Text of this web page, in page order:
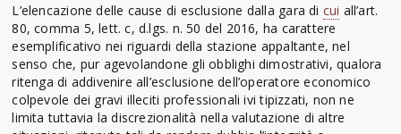
L’elencazione delle cause di esclusione dalla gara di cui all’art.
80, comma 5, lett. c, d.lgs. n. 50 del 2016, ha carattere
esemplificativo nei riguardi della stazione appaltante, nel
senso che, pur agevolandone gli obblighi dimostrativi, qualora
ritenga di addivenire all’esclusione dell’operatore economico
colpevole dei gravi illeciti professionali ivi tipizzati, non ne
limita tuttavia la discrezionalità nella valutazione di altre